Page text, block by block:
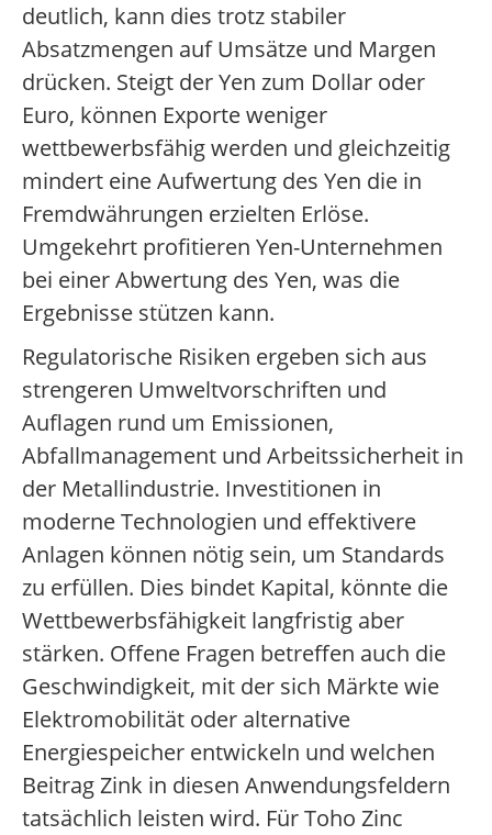
deutlich, kann dies trotz stabiler
Absatzmengen auf Umsätze und Margen
drücken. Steigt der Yen zum Dollar oder
Euro, können Exporte weniger
wettbewerbsfähig werden und gleichzeitig
mindert eine Aufwertung des Yen die in
Fremdwährungen erzielten Erlöse.
Umgekehrt profitieren Yen-Unternehmen
bei einer Abwertung des Yen, was die
Ergebnisse stützen kann.
Regulatorische Risiken ergeben sich aus
strengeren Umweltvorschriften und
Auflagen rund um Emissionen,
Abfallmanagement und Arbeitssicherheit in
der Metallindustrie. Investitionen in
moderne Technologien und effektivere
Anlagen können nötig sein, um Standards
zu erfüllen. Dies bindet Kapital, könnte die
Wettbewerbsfähigkeit langfristig aber
stärken. Offene Fragen betreffen auch die
Geschwindigkeit, mit der sich Märkte wie
Elektromobilität oder alternative
Energiespeicher entwickeln und welchen
Beitrag Zink in diesen Anwendungsfeldern
tatsächlich leisten wird. Für Toho Zinc